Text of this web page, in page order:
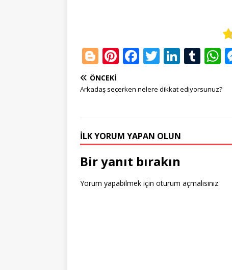
Bl
o
g
r
Pi
te
st
F
c
o
o
k
T
it
Li
k
n
T
m at
ÖNCEKI
Arkadaş seçerken nelere dikkat ediyorsunuz?
İLK YORUM YAPAN OLUN
Bir yanıt bırakın
Yorum yapabilmek için oturum açmalısınız.